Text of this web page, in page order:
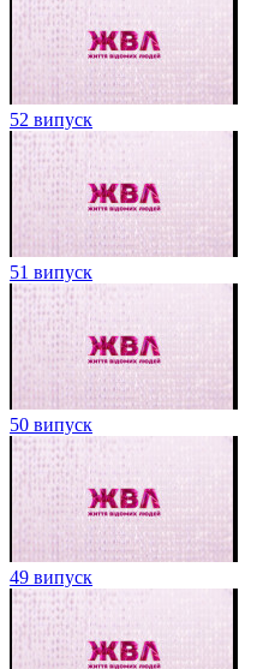
52 випуск
51 випуск
50 випуск
49 випуск